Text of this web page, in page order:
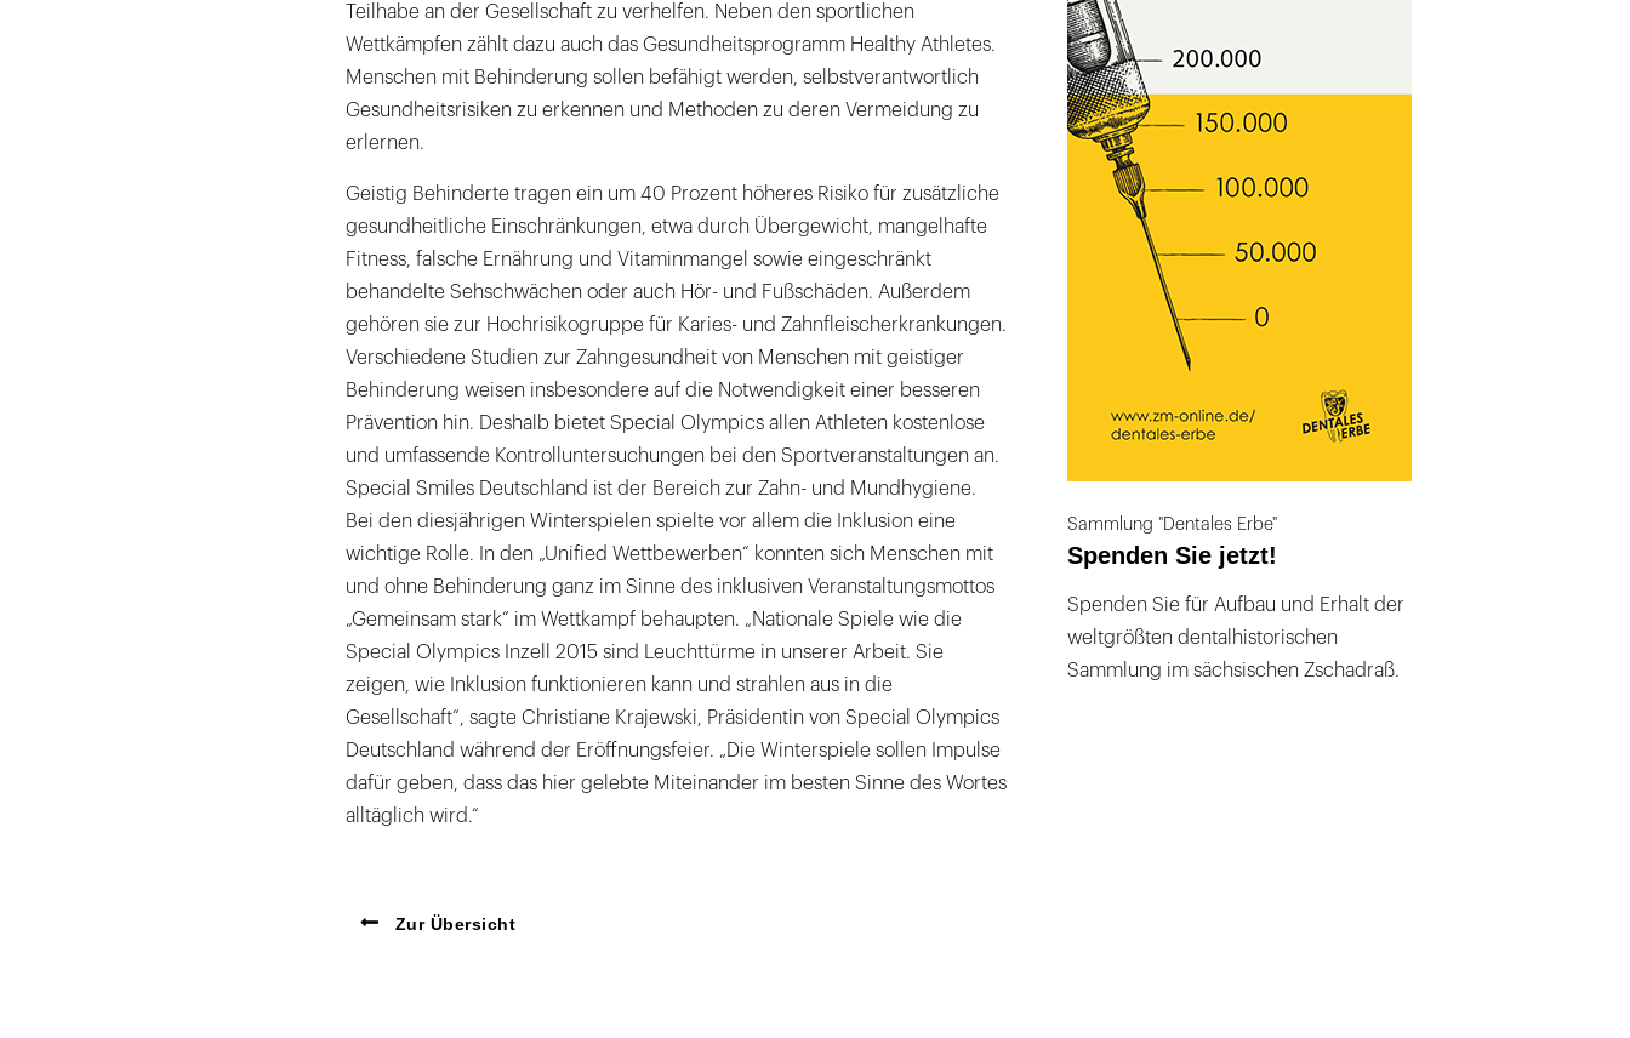
Teilhabe an der Gesellschaft zu verhelfen. Neben den sportlichen
Wettkämpfen zählt dazu auch das Gesundheitsprogramm Healthy Athletes.
Menschen mit Behinderung sollen befähigt werden, selbstverantwortlich
Gesundheitsrisiken zu erkennen und Methoden zu deren Vermeidung zu
erlernen.
Geistig Behinderte tragen ein um 40 Prozent höheres Risiko für zusätzliche
gesundheitliche Einschränkungen, etwa durch Übergewicht, mangelhafte
Fitness, falsche Ernährung und Vitaminmangel sowie eingeschränkt
behandelte Sehschwächen oder auch Hör- und Fußschäden. Außerdem
gehören sie zur Hochrisikogruppe für Karies- und Zahnfleischerkrankungen.
Verschiedene Studien zur Zahngesundheit von Menschen mit geistiger
Behinderung weisen insbesondere auf die Notwendigkeit einer besseren
Prävention hin. Deshalb bietet Special Olympics allen Athleten kostenlose
und umfassende Kontrolluntersuchungen bei den Sportveranstaltungen an.
Special Smiles Deutschland ist der Bereich zur Zahn- und Mundhygiene.
Bei den diesjährigen Winterspielen spielte vor allem die Inklusion eine
wichtige Rolle. In den „Unified Wettbewerben“ konnten sich Menschen mit
und ohne Behinderung ganz im Sinne des inklusiven Veranstaltungsmottos
„Gemeinsam stark“ im Wettkampf behaupten. „Nationale Spiele wie die
Special Olympics Inzell 2015 sind Leuchttürme in unserer Arbeit. Sie
zeigen, wie Inklusion funktionieren kann und strahlen aus in die
Gesellschaft“, sagte Christiane Krajewski, Präsidentin von Special Olympics
Deutschland während der Eröffnungsfeier. „Die Winterspiele sollen Impulse
dafür geben, dass das hier gelebte Miteinander im besten Sinne des Wortes
alltäglich wird.“
Zur Übersicht
Sammlung "Dentales Erbe"
Spenden Sie jetzt!
Spenden Sie für Aufbau und Erhalt der
weltgrößten dentalhistorischen
Sammlung im sächsischen Zschadraß.